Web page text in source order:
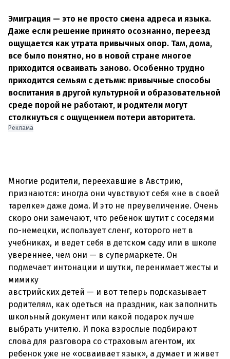
Эмиграция — это не просто смена адреса и языка.
Даже если решение принято осознанно, переезд
ощущается как утрата привычных опор. Там, дома,
все было понятно, но в новой стране многое
приходится осваивать заново. Особенно трудно
приходится семьям с детьми: привычные способы
воспитания в другой культурной и образовательной
среде порой не работают, и родители могут
столкнуться с ощущением потери авторитета.
Реклама
Многие родители, переехавшие в Австрию,
признаются: иногда они чувствуют себя «не в своей
тарелке» даже дома. И это не преувеличение. Очень
скоро они замечают, что ребенок шутит с соседями
по-немецки, использует сленг, которого нет в
учебниках, и ведет себя в детском саду или в школе
увереннее, чем они — в супермаркете. Он
подмечает интонации и шутки, перенимает жесты и
мимику
австрийских детей — и вот теперь подсказывает
родителям, как одеться на праздник, как заполнить
школьный документ или какой подарок лучше
выбрать учителю. И пока взрослые подбирают
слова для разговора со страховым агентом, их
ребенок уже не «осваивает язык», а думает и живет